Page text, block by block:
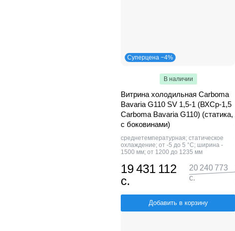
Суперцена −4%
В наличии
Витрина холодильная Carboma
Bavaria G110 SV 1,5-1 (ВХСр-1,5
Сarboma Bavaria G110) (статика,
с боковинами)
среднетемпературная; статическое
охлаждение; от -5 до 5 °C; ширина -
1500 мм; от 1200 до 1235 мм
19 431 112
с.
20 240 773
с.
Добавить в корзину